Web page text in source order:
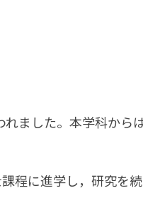
ました。本学科から
程に進学し，研究を続